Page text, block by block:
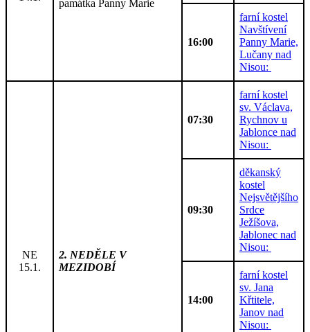
památka Panny Marie
16:00
farní kostel
Navštívení
Panny Marie,
Lučany nad
Nisou:
NE
15.1.
2. NEDĚLE V
MEZIDOBÍ
07:30
farní kostel
sv. Václava,
Rychnov u
Jablonce nad
Nisou:
09:30
děkanský
kostel
Nejsvětějšího
Srdce
Ježíšova,
Jablonec nad
Nisou:
14:00
farní kostel
sv. Jana
Křtitele,
Janov nad
Nisou: